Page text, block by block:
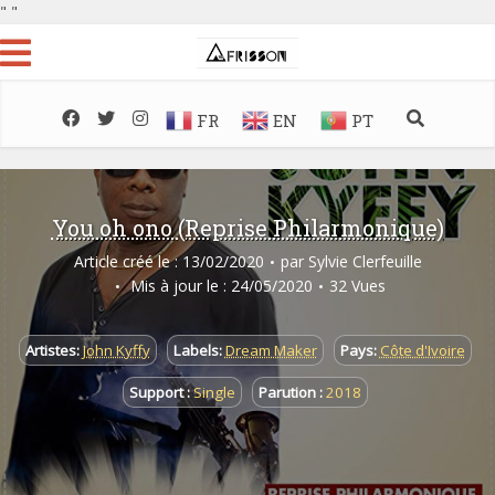
" "
FR EN PT
You oh ono (Reprise Philarmonique)
Article créé le : 13/02/2020 par Sylvie Clerfeuille
Mis à jour le : 24/05/2020
32 Vues
Artistes:John Kyffy Labels:Dream Maker Pays: Côte d'Ivoire
Support :Single Parution :2018